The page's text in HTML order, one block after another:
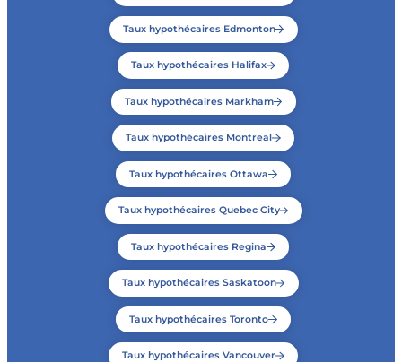
Taux hypothécaires Edmonton
Taux hypothécaires Halifax
Taux hypothécaires Markham
Taux hypothécaires Montreal
Taux hypothécaires Ottawa
Taux hypothécaires Quebec City
Taux hypothécaires Regina
Taux hypothécaires Saskatoon
Taux hypothécaires Toronto
Taux hypothécaires Vancouver